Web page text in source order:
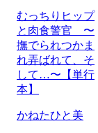
むっちりヒップ
と肉食警官 〜
撫でられつかま
れ弄ばれて、そ
して…〜【単行
本】
かねたひと美